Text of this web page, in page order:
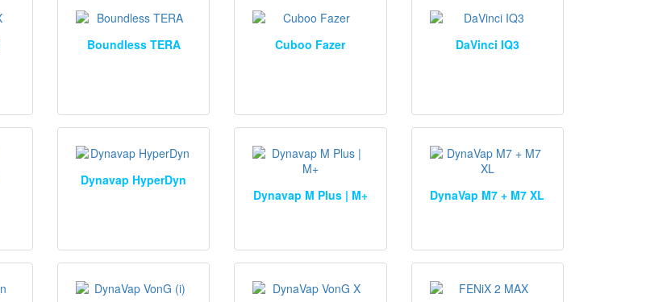
Boundless TERA Cuboo Fazer DaVinci IQ3
Dynavap HyperDyn
Dynavap M Plus | M+
DynaVap M7 + M7 XL